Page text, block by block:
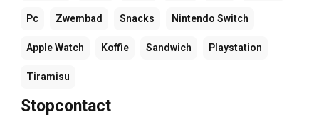
Pc Zwembad Snacks Nintendo Switch
Apple Watch Koffie Sandwich Playstation
Tiramisu
Stopcontact